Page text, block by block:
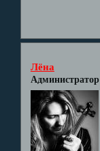
Лёна
Администратор